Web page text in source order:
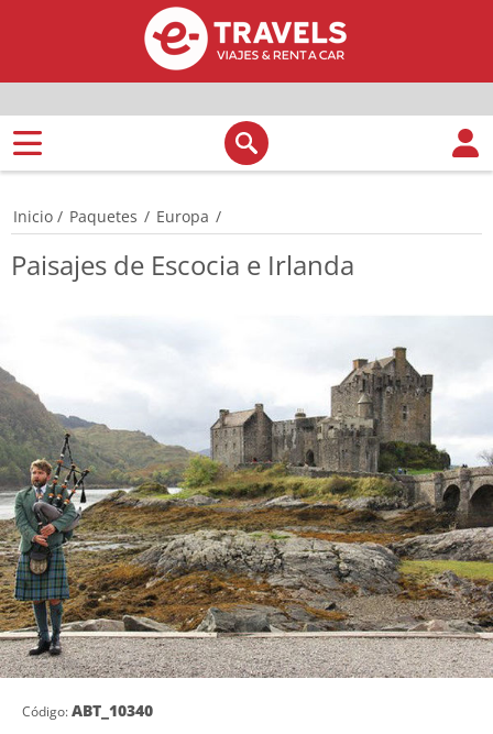
Inicio / Paquetes / Europa /
Paisajes de Escocia e Irlanda
Código:ABT_10340